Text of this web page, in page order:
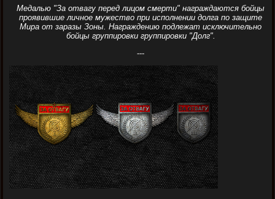
Медалью "За отвагу перед лицом смерти" награждаются бойцы
проявившие личное мужество при исполнении долга по защите
Мира от заразы Зоны. Награждению подлежат исключительно
бойцы группировки группировки "Долг".
---